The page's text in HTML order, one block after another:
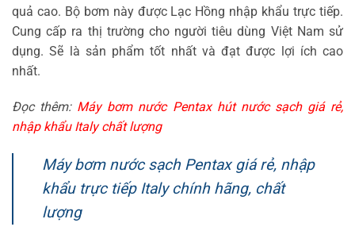
quả cao. Bộ bơm này được Lạc Hồng nhập khẩu trực tiếp.
Cung cấp ra thị trường cho người tiêu dùng Việt Nam sử
dụng. Sẽ là sản phẩm tốt nhất và đạt được lợi ích cao
nhất.
Đọc thêm: Máy bơm nước Pentax hút nước sạch giá rẻ,
nhập khẩu Italy chất lượng
Máy bơm nước sạch Pentax giá rẻ, nhập
khẩu trực tiếp Italy chính hãng, chất
lượng